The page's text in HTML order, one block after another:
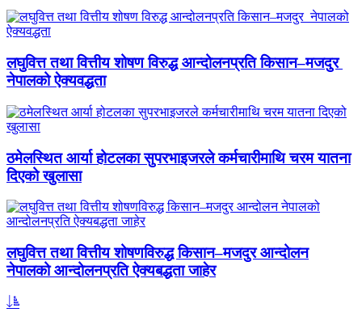
लघुवित्त तथा वित्तीय शोषण विरुद्ध आन्दोलनप्रति किसान–मजदुर
नेपालको ऐक्यवद्धता
ठमेलस्थित आर्या होटलका सुपरभाइजरले कर्मचारीमाथि चरम यातना
दिएको खुलासा
लघुवित्त तथा वित्तीय शोषणविरुद्ध किसान–मजदुर आन्दोलन
नेपालको आन्दोलनप्रति ऐक्यबद्धता जाहेर